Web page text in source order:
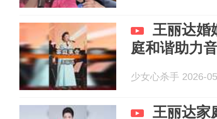
王丽达婚
庭和谐助力
少女心杀手 2026-
王丽达家